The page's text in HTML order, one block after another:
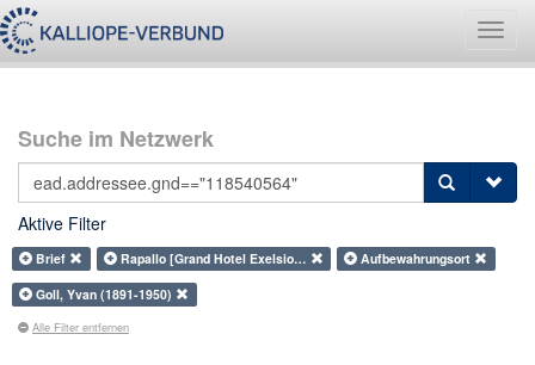
Suche im Netzwerk
Aktive Filter
Brief Rapallo [Grand Hotel Exelsio…
Aufbewahrungsort
Goll, Yvan (1891-1950)
Alle Filter entfernen